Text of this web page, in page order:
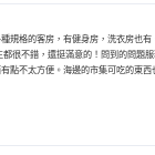
規格的客房，有健身房，洗衣房也
都很不錯，還挺滿意的！問到的問題
點不太方便。海邊的市集可吃的東